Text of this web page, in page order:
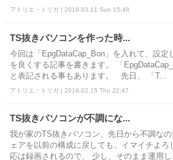
アトリエ・トリガ | 2018.03.11 Sun 15:48
TS抜きパソコンを作った時...
今回は「EpgDataCap_Bon」を入れて、設定
を良くする記事を書きます。 「
と表記される事もあります。 先日、 「T...
アトリエ・トリガ | 2018.02.15 Thu 22:47
TS抜きパソコンが不調にな...
我が家のTS抜きパソコン、先日から不調な
ェアを以前の構成に戻しても、イマイチよ
応は録画されるので、 少し、そのまま運用し